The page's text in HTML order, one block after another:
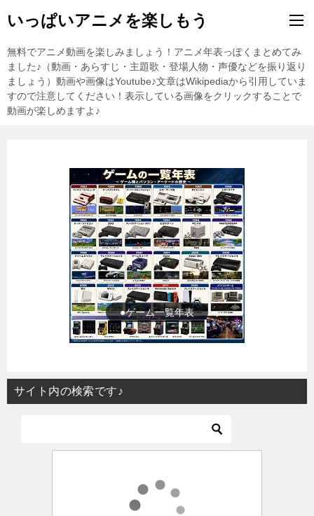
いっぱいアニメを楽しもう
無料でアニメ動画を楽しみましょう！アニメ年表っぽくまとめてみ
ました♪（動画・あらすじ・主題歌・登場人物・声優などを振り返り
ましょう）動画や画像はYoutube♪文章はWikipediaから引用していま
すので注意してください！表示している画像をクリックすることで
動画が楽しめますよ♪
●東方Projectの紹介
サイト内の検索です♪